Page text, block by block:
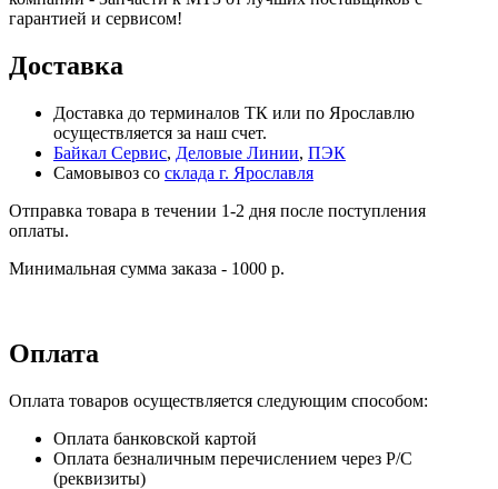
гарантией и сервисом!
Доставка
Доставка до терминалов ТК или по Ярославлю
осуществляется за наш счет.
Байкал Сервис, Деловые Линии, ПЭК
Самовывоз со склада г. Ярославля
Отправка товара в течении 1-2 дня после поступления
оплаты.
Минимальная сумма заказа - 1000 р.
Оплата
Оплата товаров осуществляется следующим способом:
Оплата банковской картой
Оплата безналичным перечислением через Р/С
(реквизиты)